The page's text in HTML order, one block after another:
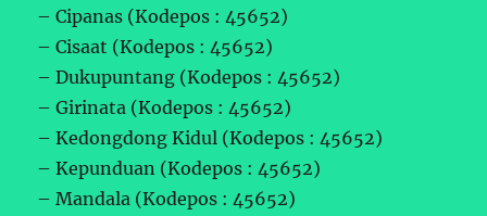
– Cipanas (Kodepos : 45652)
– Cisaat (Kodepos : 45652)
– Dukupuntang (Kodepos : 45652)
– Girinata (Kodepos : 45652)
– Kedongdong Kidul (Kodepos : 45652)
– Kepunduan (Kodepos : 45652)
– Mandala (Kodepos : 45652)